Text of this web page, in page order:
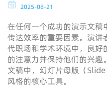
2025-08-21
在任何一个成功的演示文稿
传达效率的重要因素。演讲
代职场和学术环境中，良好
的注意力并保持他们的兴趣
文稿中，幻灯片母版（
风格的核心工具。